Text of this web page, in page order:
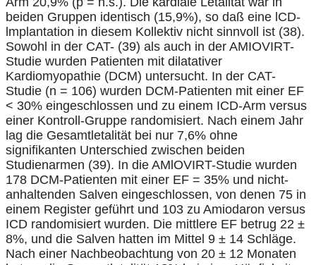
beiden Gruppen identisch (15,9%), so daß eine lCD-
lmplantation in diesem Kollektiv nicht sinnvoll ist (38).
Sowohl in der CAT- (39) als auch in der AMIOVIRT-
Studie wurden Patienten mit dilatativer
Kardiomyopathie (DCM) untersucht. In der CAT-
Studie (n = 106) wurden DCM-Patienten mit einer EF
< 30% eingeschlossen und zu einem ICD-Arm versus
einer Kontroll-Gruppe randomisiert. Nach einem Jahr
lag die Gesamtletalität bei nur 7,6% ohne
signifikanten Unterschied zwischen beiden
Studienarmen (39). In die AMlOVIRT-Studie wurden
178 DCM-Patienten mit einer EF = 35% und nicht-
anhaltenden Salven eingeschlossen, von denen 75 in
einem Register geführt und 103 zu Amiodaron versus
ICD randomisiert wurden. Die mittlere EF betrug 22 ±
8%, und die Salven hatten im Mittel 9 ± 14 Schläge.
Nach einer Nachbeobachtung von 20 ± 12 Monaten